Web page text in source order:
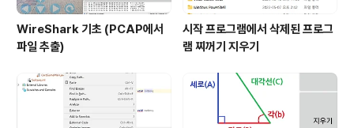
WireShark 기초 (PCAP에서
파일 추출)
시작 프로그램에서 삭제된 프로그
램 찌꺼기 지우기